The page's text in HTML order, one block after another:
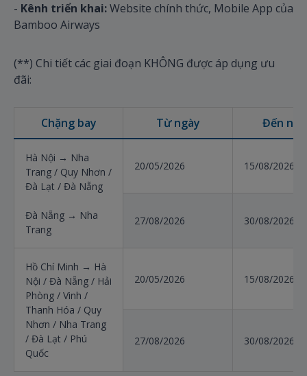
- Kênh triển khai:Website chính thức, Mobile App của
Bamboo Airways
(**) Chi tiết các giai đoạn KHÔNG được áp dụng ưu
đãi:
Chặng bay Từ ngày Đến
Hà Nội → Nha
Trang / Quy Nhơn /
Đà Lạt / Đà Nẵng
Đà Nẵng → Nha
Trang
20/05/2026 15/08/2026
27/08/2026 30/08/2026
Hồ Chí Minh → Hà
Nội / Đà Nẵng / Hải
Phòng / Vinh /
Thanh Hóa / Quy
Nhơn / Nha Trang
/ Đà Lạt / Phú
Quốc
20/05/2026 15/08/2026
27/08/2026 30/08/2026